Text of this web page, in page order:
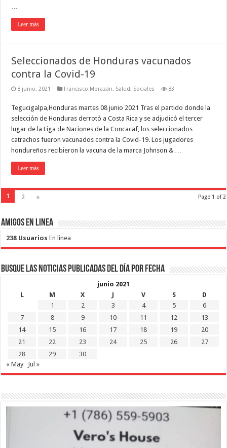
Leer más
Seleccionados de Honduras vacunados
contra la Covid-19
8 junio, 2021 Francisco Morazán, Salud, Sociales 83
Tegucigalpa,Honduras martes 08 junio 2021 Tras el partido donde la
selección de Honduras derrotó a Costa Rica y se adjudicó el tercer
lugar de la Liga de Naciones de la Concacaf, los seleccionados
catrachos fueron vacunados contra la Covid-19. Los jugadores
hondureños recibieron la vacuna de la marca Johnson & …
Leer más
Page 1 of 2
1 2 »
Amigos en Linea
238 Usuarios En linea
Busque las noticias publicadas del día por fecha
junio 2021
L
M X J V S
D
1
2 3 4 5
6
7
8 9 10 11 12
13
14
15 16 17 18 19
20
21
22 23 24 25 26
27
28
29
30
« May
Jul »